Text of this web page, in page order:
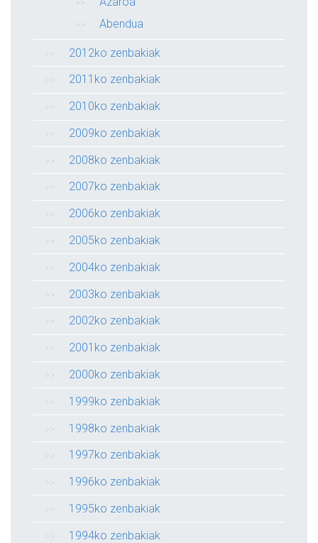
Abendua
2012ko zenbakiak
2011ko zenbakiak
2010ko zenbakiak
2009ko zenbakiak
2008ko zenbakiak
2007ko zenbakiak
2006ko zenbakiak
2005ko zenbakiak
2004ko zenbakiak
2003ko zenbakiak
2002ko zenbakiak
2001ko zenbakiak
2000ko zenbakiak
1999ko zenbakiak
1998ko zenbakiak
1997ko zenbakiak
1996ko zenbakiak
1995ko zenbakiak
1994ko zenbakiak